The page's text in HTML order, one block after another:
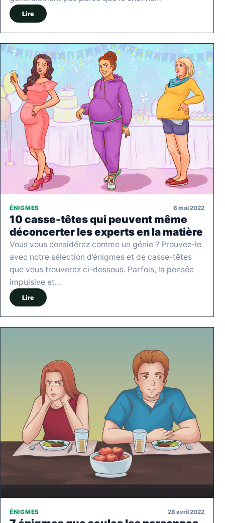
Lire
ÉNIGMES 6 mai 2022
10 casse-têtes qui peuvent même
déconcerter les experts en la matière
Vous vous considérez comme un génie ? Prouvez-le
avec notre sélection d’énigmes et de casse-têtes
que vous trouverez ci-dessous. Parfois, la pensée
impulsive et…
Lire
ÉNIGMES 28 avril 2022